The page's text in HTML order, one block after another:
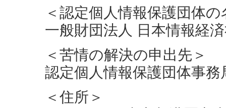
＜認定個人情報保護団体
一般財団法人 日本情報経
＜苦情の解決の申出先＞
認定個人情報保護団体事務
＜住所＞